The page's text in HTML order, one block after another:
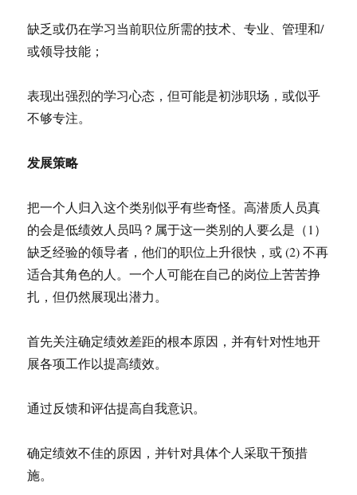
缺乏或仍在学习当前职位所需的技术、专业、管理和/
或领导技能；
表现出强烈的学习心态，但可能是初涉职场，或似乎
不够专注。
发展策略
把一个人归入这个类别似乎有些奇怪。高潜质人员真
的会是低绩效人员吗？属于这一类别的人要么是（1）
缺乏经验的领导者，他们的职位上升很快，或 (2) 不再
适合其角色的人。一个人可能在自己的岗位上苦苦挣
扎，但仍然展现出潜力。
首先关注确定绩效差距的根本原因，并有针对性地开
展各项工作以提高绩效。
通过反馈和评估提高自我意识。
确定绩效不佳的原因，并针对具体个人采取干预措
施。